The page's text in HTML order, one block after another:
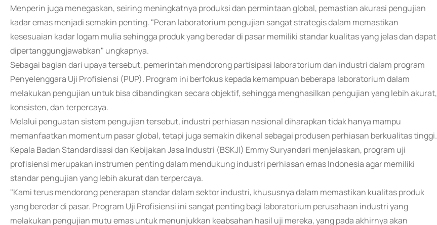
Menperin juga menegaskan, seiring meningkatnya produksi dan permintaan global, pemastian akurasi pengujian
kadar emas menjadi semakin penting. "Peran laboratorium pengujian sangat strategis dalam memastikan
kesesuaian kadar logam mulia sehingga produk yang beredar di pasar memiliki standar kualitas yang jelas dan dapat
dipertanggungjawabkan" ungkapnya.
Sebagai bagian dari upaya tersebut, pemerintah mendorong partisipasi laboratorium dan industri dalam program
Penyelenggara Uji Profisiensi (PUP). Program ini berfokus kepada kemampuan beberapa laboratorium dalam
melakukan pengujian untuk bisa dibandingkan secara objektif, sehingga menghasilkan pengujian yang lebih akurat,
konsisten, dan terpercaya.
Melalui penguatan sistem pengujian tersebut, industri perhiasan nasional diharapkan tidak hanya mampu
memanfaatkan momentum pasar global, tetapi juga semakin dikenal sebagai produsen perhiasan berkualitas tinggi.
Kepala Badan Standardisasi dan Kebijakan Jasa Industri (BSKJI) Emmy Suryandari menjelaskan, program uji
profisiensi merupakan instrumen penting dalam mendukung industri perhiasan emas Indonesia agar memiliki
standar pengujian yang lebih akurat dan terpercaya.
"Kami terus mendorong penerapan standar dalam sektor industri, khususnya dalam memastikan kualitas produk
yang beredar di pasar. Program Uji Profisiensi ini sangat penting bagi laboratorium perusahaan industri yang
melakukan pengujian mutu emas untuk menunjukkan keabsahan hasil uji mereka, yang pada akhirnya akan